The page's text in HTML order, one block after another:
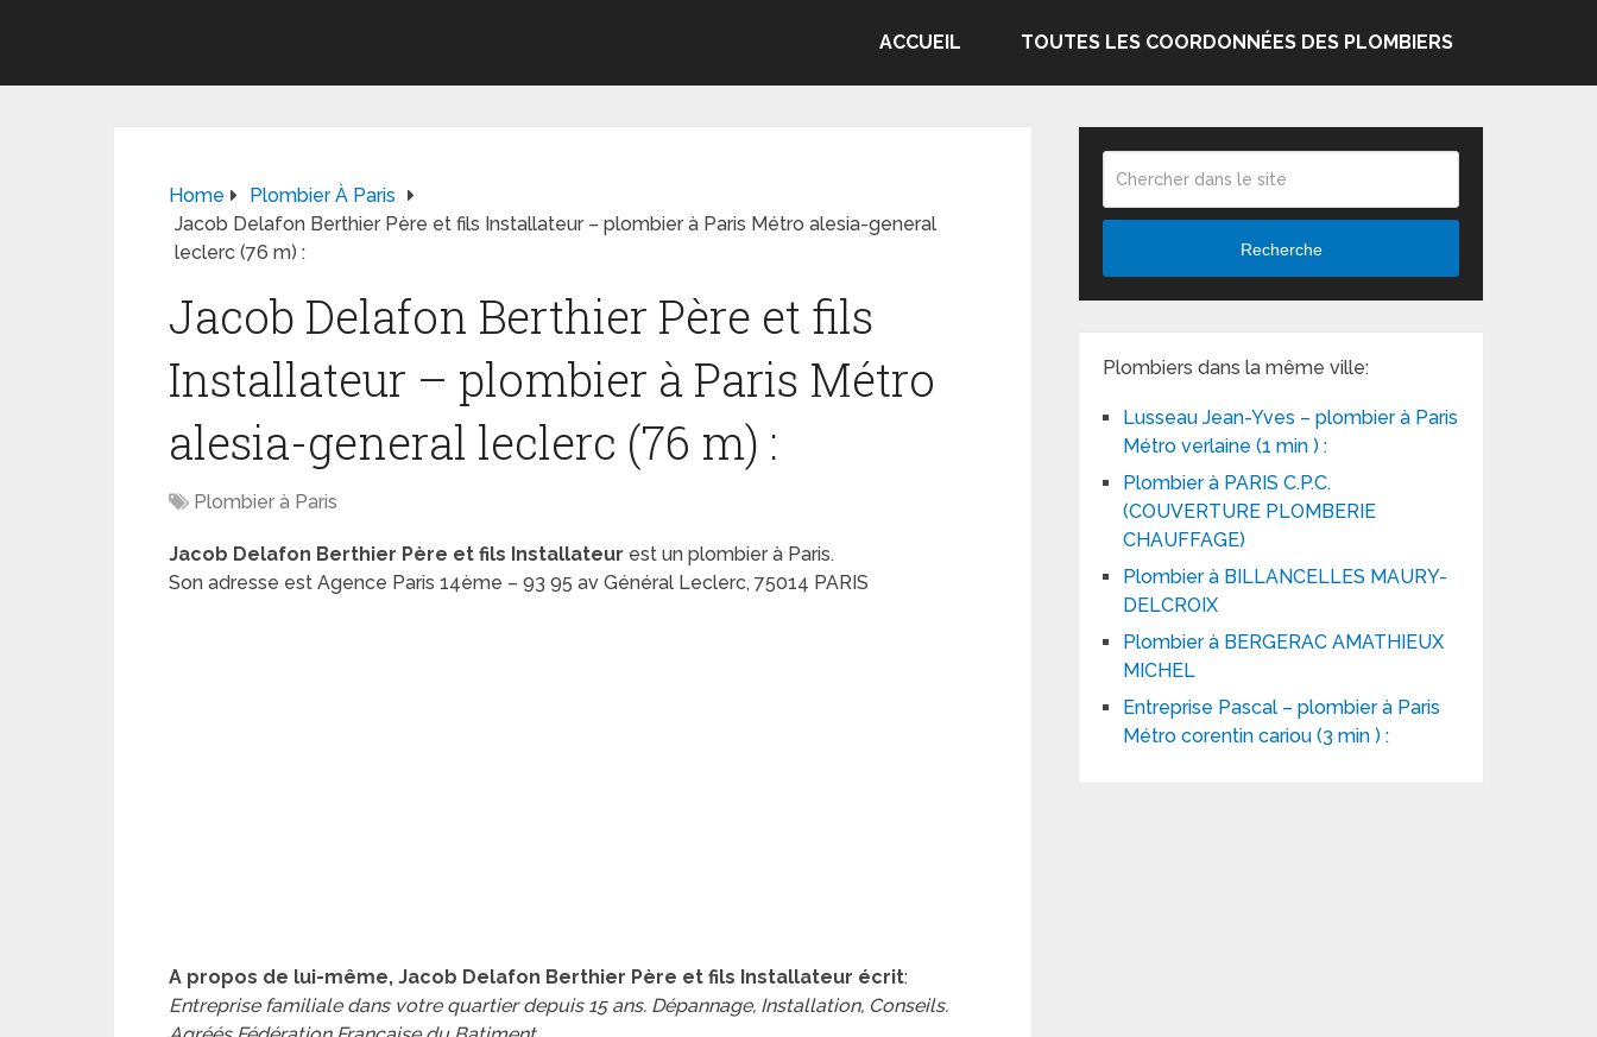
ACCUEIL TOUTES LES COORDONNÉES DES PLOMBIERS
Home
Plombier À Paris
Jacob Delafon Berthier Père et fils Installateur – plombier à Paris Métro alesia-general
leclerc (76 m) :
Jacob Delafon Berthier Père et fils
Installateur – plombier à Paris Métro
alesia-general leclerc (76 m) :
Plombier à Paris
Jacob Delafon Berthier Père et fils Installateur est un plombier à Paris.
Son adresse est Agence Paris 14ème – 93 95 av Général Leclerc, 75014 PARIS
A propos de lui-même, Jacob Delafon Berthier Père et fils Installateur écrit:
Entreprise familiale dans votre quartier depuis 15 ans. Dépannage, Installation, Conseils.
Recherche
Plombiers dans la même ville:
Lusseau Jean-Yves – plombier à Paris
Métro verlaine (1 min ) :
Plombier à PARIS C.P.C.
(COUVERTURE PLOMBERIE
CHAUFFAGE)
Plombier à BILLANCELLES MAURY-
DELCROIX
Plombier à BERGERAC AMATHIEUX
MICHEL
Entreprise Pascal – plombier à Paris
Métro corentin cariou (3 min ) :